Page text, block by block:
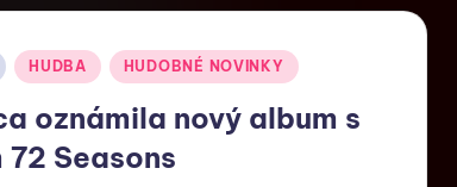
HUDBA HUDOBNÉ NOVINKY
oznámila nový album s
72 Seasons